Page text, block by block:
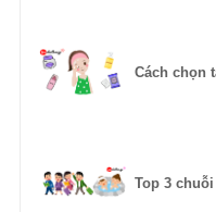
Cách chọn
Top 3